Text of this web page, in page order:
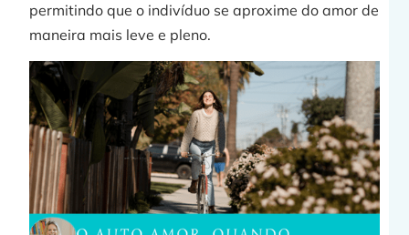
permitindo que o indivíduo se aproxime do amor de
maneira mais leve e pleno.